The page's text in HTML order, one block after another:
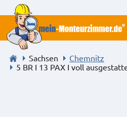
Sachsen
Chemnitz
5 BR I 13 PAX I voll